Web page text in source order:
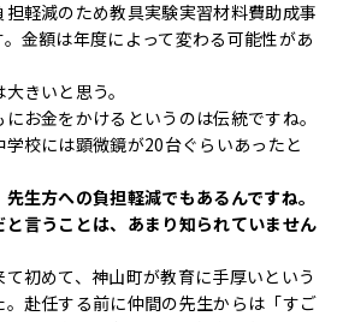
軽減のため教具実験実習材料費助成事
金額は年度によって変わる可能性があ
きいと思う。
お金をかけるというのは伝統ですね。
校には顕微鏡が20台ぐらいあったと
生方への負担軽減でもあるんですね。
言うことは、あまり知られていません
て初めて、神山町が教育に手厚いという
赴任する前に仲間の先生からは「すご